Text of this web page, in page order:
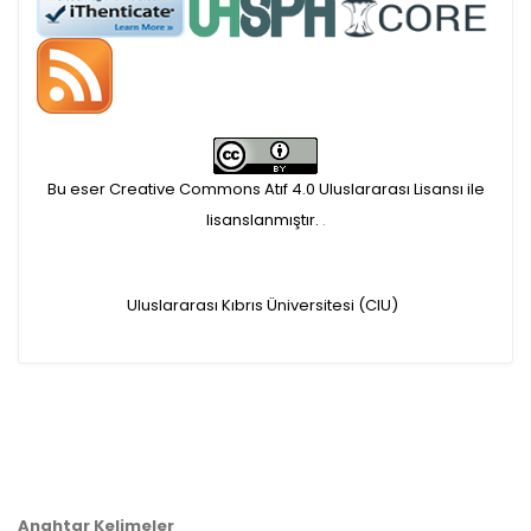
APC ödemesi
Öndenetimden geçen
makaleler için, 100 Avro
Makale İşletim Ücreti (APC)
Bu eser Creative Commons Atıf 4.0 Uluslararası Lisansı ile
lisanslanmıştır. .
Uluslararası Kıbrıs Üniversitesi (CIU)
Anahtar Kelimeler